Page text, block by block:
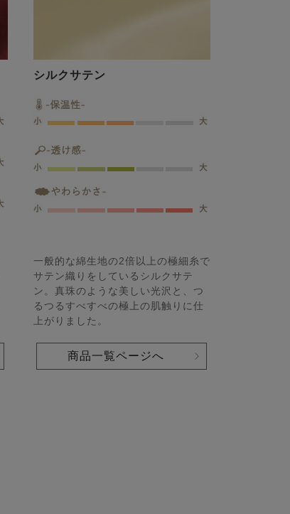
シルクサテン
一般的な綿生地の2倍以上の極細糸で
サテン織りをしているシルクサテ
ン。真珠のような美しい光沢と、つ
るつるすべすべの極上の肌触りに仕
上がりました。
商品一覧ページへ